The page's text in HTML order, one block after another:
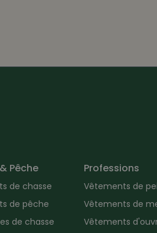
Pêche
de chasse
de pêche
de chasse
Professions
Vêtements de
Vêtements de
Vêtements